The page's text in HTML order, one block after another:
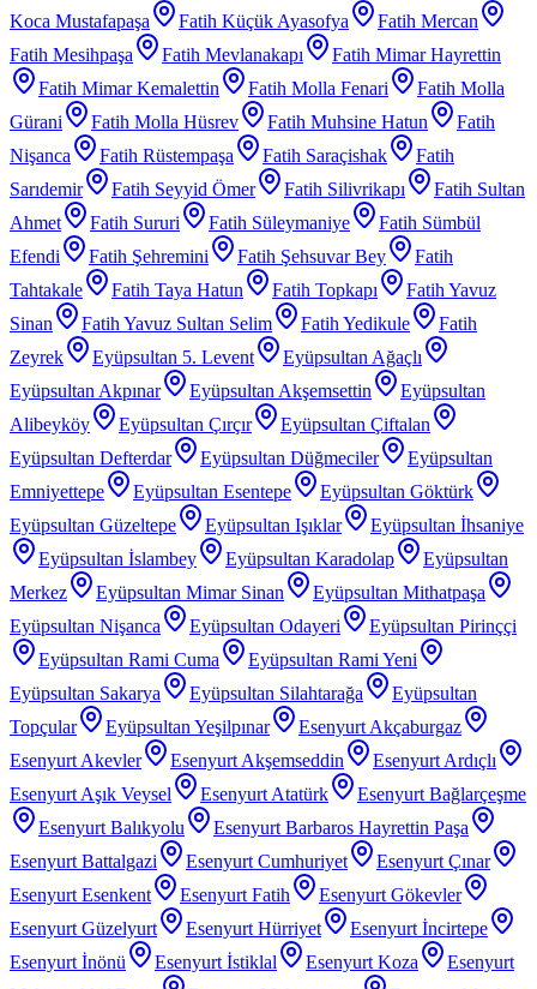
Koca Mustafapaşa Fatih Küçük Ayasofya
Fatih Mercan
Fatih Mesihpaşa
Fatih Mevlanakapı
Fatih Mimar Hayrettin
Fatih Mimar Kemalettin
Fatih Molla Fenari
Fatih Molla
Gürani
Fatih Molla Hüsrev Fatih Muhsine Hatun
Fatih
Nişanca
Fatih Rüstempaşa Fatih Saraçishak
Fatih
Sarıdemir
Fatih Seyyid Ömer Fatih Silivrikapı
Fatih Sultan
Ahmet
Fatih Sururi Fatih Süleymaniye
Fatih Sümbül
Efendi
Fatih Şehremini Fatih Şehsuvar Bey
Fatih
Tahtakale
Fatih Taya Hatun Fatih Topkapı
Fatih Yavuz
Sinan
Fatih Yavuz Sultan Selim Fatih Yedikule
Fatih
Zeyrek
Eyüpsultan 5. Levent
Eyüpsultan Ağaçlı
Eyüpsultan Akpınar
Eyüpsultan Akşemsettin
Eyüpsultan
Alibeyköy
Eyüpsultan Çırçır
Eyüpsultan Çiftalan
Eyüpsultan Defterdar
Eyüpsultan Düğmeciler
Eyüpsultan
Emniyettepe
Eyüpsultan Esentepe
Eyüpsultan Göktürk
Eyüpsultan Güzeltepe
Eyüpsultan Işıklar
Eyüpsultan İhsaniye
Eyüpsultan İslambey
Eyüpsultan Karadolap
Eyüpsultan
Merkez
Eyüpsultan Mimar Sinan
Eyüpsultan Mithatpaşa
Eyüpsultan Nişanca
Eyüpsultan Odayeri
Eyüpsultan Pirinççi
Eyüpsultan Rami Cuma
Eyüpsultan Rami Yeni
Eyüpsultan Sakarya
Eyüpsultan Silahtarağa
Eyüpsultan
Topçular
Eyüpsultan Yeşilpınar
Esenyurt Akçaburgaz
Esenyurt Akevler
Esenyurt Akşemseddin
Esenyurt Ardıçlı
Esenyurt Aşık Veysel
Esenyurt Atatürk
Esenyurt Bağlarçeşme
Esenyurt Balıkyolu
Esenyurt Barbaros Hayrettin Paşa
Esenyurt Battalgazi
Esenyurt Cumhuriyet
Esenyurt Çınar
Esenyurt Esenkent
Esenyurt Fatih
Esenyurt Gökevler
Esenyurt Güzelyurt
Esenyurt Hürriyet
Esenyurt İncirtepe
Esenyurt İnönü
Esenyurt İstiklal Esenyurt Koza
Esenyurt